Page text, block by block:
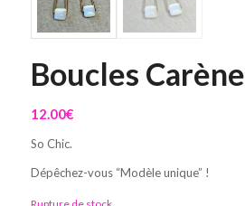
Boucles Carène
12.00€
So Chic.
Dépêchez-vous “Modèle unique” !